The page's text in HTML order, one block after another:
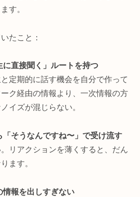
す。
たこと：
直接聞く」ルートを持つ
定期的に話す機会を自分で作って
ク経由の情報より、一次情報の方
イズが混じらない。
そうなんですね〜」で受け流す
リアクションを薄くすると、だん
ます。
報を出しすぎない